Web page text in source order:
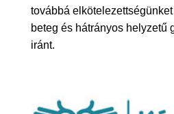
továbbá
beteg és hátrányos helyzetű
iránt.